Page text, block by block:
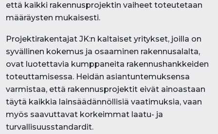
että kaikki rakennusprojektin vaiheet toteutetaan
määräysten mukaisesti.
Projektirakentajat JK:n kaltaiset yritykset, joilla on
syvällinen kokemus ja osaaminen rakennusalalta,
ovat luotettavia kumppaneita rakennushankkeiden
toteuttamisessa. Heidän asiantuntemuksensa
varmistaa, että rakennusprojektit eivät ainoastaan
täytä kaikkia lainsäädännöllisiä vaatimuksia, vaan
myös saavuttavat korkeimmat laatu- ja
turvallisuusstandardit.